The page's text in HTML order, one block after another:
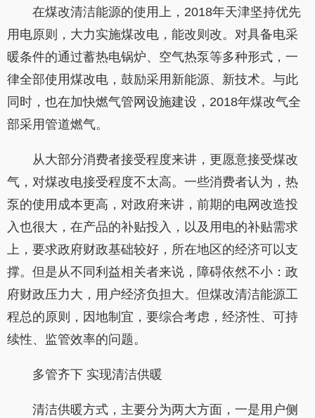
在煤改清洁能源的使用上，2018年天津坚持优先
用电原则，大力实施煤改电，能改则改。对具备电采
暖条件的通过蓄热电锅炉、空气热泵等多种形式，一
律全部使用煤改电，鼓励采用新能源、新技术。与此
同时，也在加快燃气管网设施建设，2018年煤改气全
部采用管道燃气。
从大部分消费者接受程度来讲，更愿意接受煤改
气，对煤改电接受程度不太高。一些消费者认为，热
泵的使用成本更高，对政府来讲，前期的电网改造投
入也很大，在产品的补贴投入，以及用电的补贴需求
上，要求政府财政基础较好，所在地区的经济可以支
撑。但是从不同利益相关者来说，障碍依然不小：政
府财政压力大，用户经济负担大。但煤改清洁能源工
程总的原则，因地制宜，要综合考虑，经济性、可持
续性、监管效率的问题。
多管齐下 实现清洁供暖
清洁供暖方式，主要分为两大方面，一是用户侧